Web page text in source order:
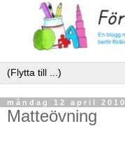
måndag 12 april 2010
Matteövning